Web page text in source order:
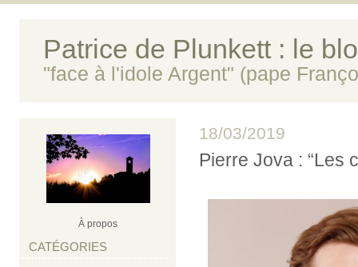
Patrice de Plunkett : le
"face à l'idole Argent" (pape
À propos
CATÉGORIES
18/03/2019
Pierre Jova : “Les